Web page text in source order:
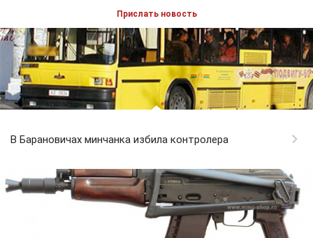
Прислать новость
В Барановичах минчанка избила контролера